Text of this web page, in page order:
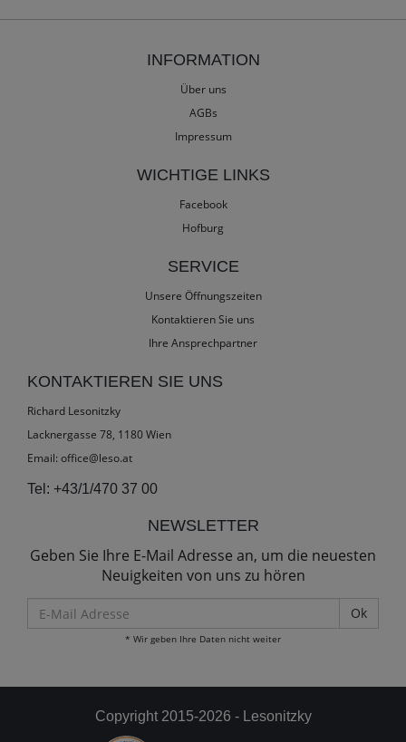
INFORMATION
Über uns
AGBs
Impressum
WICHTIGE LINKS
Facebook
Hofburg
SERVICE
Unsere Öffnungszeiten
Kontaktieren Sie uns
Ihre Ansprechpartner
KONTAKTIEREN SIE UNS
Richard Lesonitzky
Lacknergasse 78, 1180 Wien
Email: office@leso.at
Tel: +43/1/470 37 00
NEWSLETTER
Geben Sie Ihre E-Mail Adresse an, um die neuesten
Neuigkeiten von uns zu hören
Mail
Adresse
* Wir geben Ihre Daten nicht weiter
Copyright 2015-2026 - Lesonitzky